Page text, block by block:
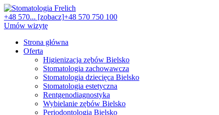
+48 570... [zobacz]+48 570 750 100
Umów wizytę
Strona główna
Oferta
Higienizacja zębów Bielsko
Stomatologia zachowawcza
Stomatologia dziecięca Bielsko
Stomatologia estetyczna
Rentgenodiagnostyka
Wybielanie zębów Bielsko
Periodontologia Bielsko